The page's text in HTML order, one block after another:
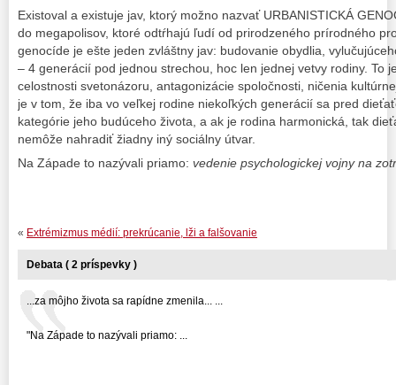
Existoval a existuje jav, ktorý možno nazvať URBANISTICKÁ
do megapolisov, ktoré odtŕhajú ľudí od prirodzeného prírodného
genocíde je ešte jeden zvláštny jav: budovanie obydlia,
– 4 generácií pod jednou strechou, hoc len jednej vetvy rodiny. To
celostnosti svetonázoru, antagonizácie spoločnosti, ničenia
je v tom, že iba vo veľkej rodine niekoľkých generácií sa pred
kategórie jeho budúceho života, a ak je rodina harmonická, tak
nemôže nahradiť žiadny iný sociálny útvar.
Na Západe to nazývali priamo: vedenie psychologickej vojny na
« Extrémizmus médií: prekrúcanie, lži a falšovanie
Debata ( 2 príspevky )
...za môjho života sa rapídne zmenila... ...
"Na Západe to nazývali priamo: ...